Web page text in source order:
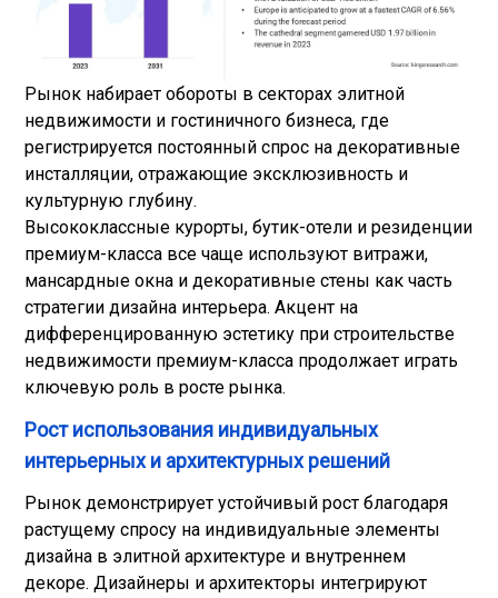
Рынок набирает обороты в секторах элитной
недвижимости и гостиничного бизнеса, где
регистрируется постоянный спрос на декоративные
инсталляции, отражающие эксклюзивность и
культурную глубину.
Высококлассные курорты, бутик-отели и резиденции
премиум-класса все чаще используют витражи,
мансардные окна и декоративные стены как часть
стратегии дизайна интерьера. Акцент на
дифференцированную эстетику при строительстве
недвижимости премиум-класса продолжает играть
ключевую роль в росте рынка.
Рост использования индивидуальных
интерьерных и архитектурных решений
Рынок демонстрирует устойчивый рост благодаря
растущему спросу на индивидуальные элементы
дизайна в элитной архитектуре и внутреннем
декоре. Дизайнеры и архитекторы интегрируют